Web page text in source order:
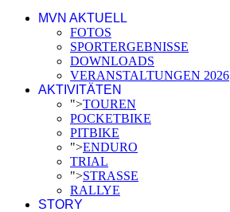
MVN AKTUELL
FOTOS
SPORTERGEBNISSE
DOWNLOADS
VERANSTALTUNGEN 2026
AKTIVITÄTEN
">TOUREN
POCKETBIKE
PITBIKE
">ENDURO
TRIAL
">STRASSE
RALLYE
STORY